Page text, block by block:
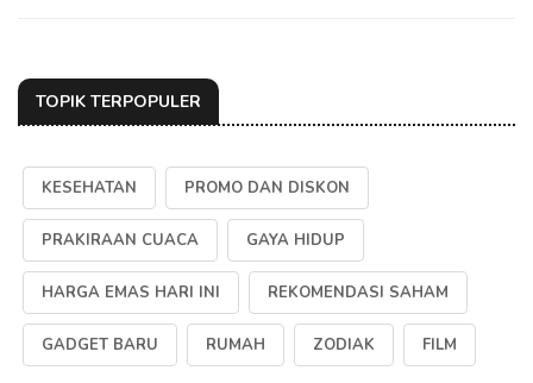
TOPIK TERPOPULER
KESEHATAN PROMO DAN DISKON
PRAKIRAAN CUACA GAYA HIDUP
HARGA EMAS HARI INI REKOMENDASI SAHAM
GADGET BARU RUMAH ZODIAK FILM